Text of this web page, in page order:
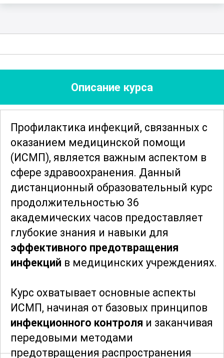
Описание курса
Профилактика инфекций, связанных с
оказанием медицинской помощи
(ИСМП), является важным аспектом в
сфере здравоохранения. Данный
дистанционный образовательный курс
продолжительностью 36
академических часов предоставляет
глубокие знания и навыки для
эффективного предотвращения
инфекций в медицинских учреждениях.
Курс охватывает основные аспекты
ИСМП, начиная от базовых принципов
инфекционного контроля и заканчивая
передовыми методами
предотвращения распространения